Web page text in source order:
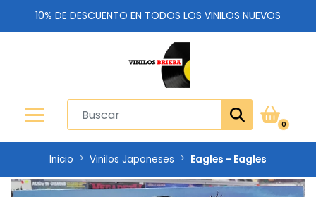
10% DE DESCUENTO EN TODOS LOS VINILOS NUEVOS
0
Inicio Vinilos Japoneses Eagles - Eagles